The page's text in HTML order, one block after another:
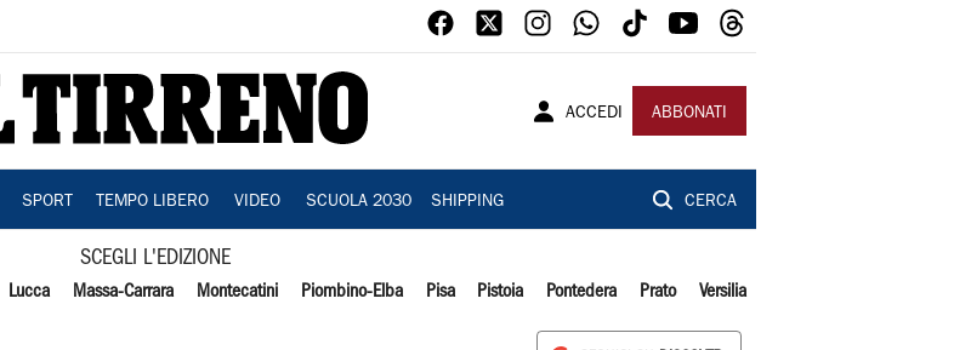
ACCEDI ABBONATI
SPORT TEMPO LIBERO VIDEO SCUOLA 2030 SHIPPING CERCA
SCEGLI L'EDIZIONE
Lucca Massa-Carrara Montecatini Piombino-Elba Pisa Pistoia Pontedera Prato Versilia